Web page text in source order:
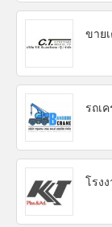
ขาย
รถเ
โรง